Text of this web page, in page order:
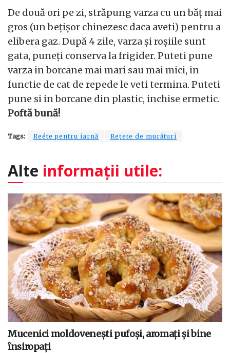
De două ori pe zi, străpung varza cu un băț mai
gros (un bețișor chinezesc daca aveti) pentru a
elibera gaz. După 4 zile, varza și roșiile sunt
gata, puneți conserva la frigider. Puteti pune
varza in borcane mai mari sau mai mici, in
functie de cat de repede le veti termina. Puteti
pune si in borcane din plastic, inchise ermetic.
Poftă bună!
Tags: Reéte pentru iarnă Rețete de murături
Alte informații utile:
Mucenici moldovenești pufoși, aromați și bine
însiropați